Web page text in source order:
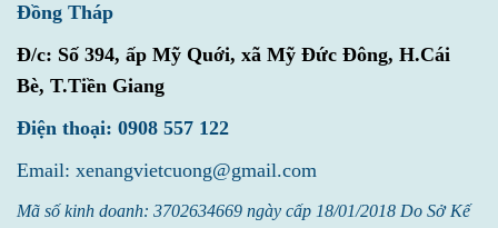
Đồng Tháp
Đ/c: Số 394, ấp Mỹ Quới, xã Mỹ Đức Đông, H.Cái
Bè, T.Tiền Giang
Điện thoại: 0908 557 122
Email: xenangvietcuong@gmail.com
Mã số kinh doanh: 3702634669 ngày cấp 18/01/2018 Do Sở Kế